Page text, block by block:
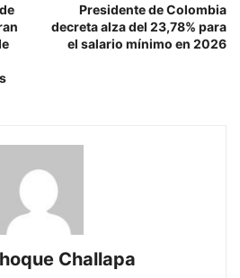
Presidente de Colombia
decreta alza del 23,78% para
el salario mínimo en 2026
Challapa